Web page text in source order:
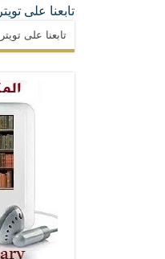
تابعنا على تويتر
تابعنا على تويتر